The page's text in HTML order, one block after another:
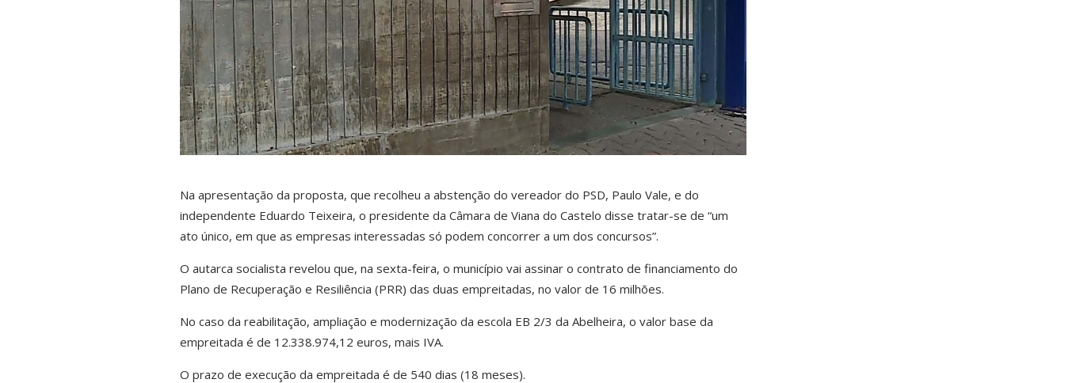
Na apresentação da proposta, que recolheu a abstenção do vereador do PSD, Paulo Vale, e do
independente Eduardo Teixeira, o presidente da Câmara de Viana do Castelo disse tratar-se de “um
ato único, em que as empresas interessadas só podem concorrer a um dos concursos”.
O autarca socialista revelou que, na sexta-feira, o município vai assinar o contrato de financiamento do
Plano de Recuperação e Resiliência (PRR) das duas empreitadas, no valor de 16 milhões.
No caso da reabilitação, ampliação e modernização da escola EB 2/3 da Abelheira, o valor base da
empreitada é de 12.338.974,12 euros, mais IVA.
O prazo de execução da empreitada é de 540 dias (18 meses).